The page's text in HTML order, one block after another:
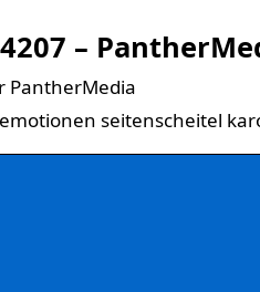
–
PantherMedia
seitenscheitel